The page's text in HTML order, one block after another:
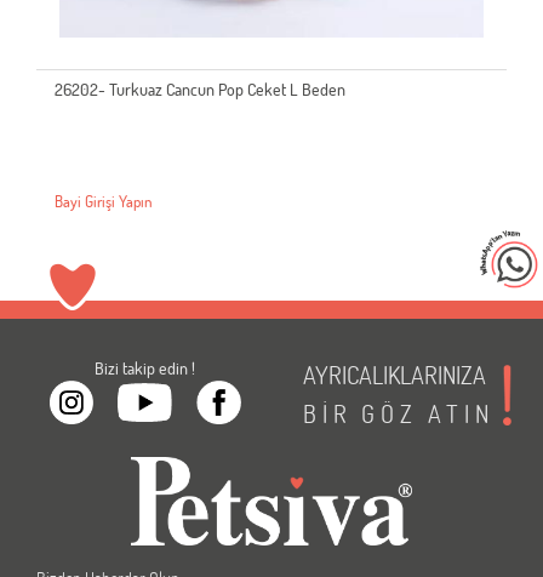
26202- Turkuaz Cancun Pop Ceket L Beden
Bayi Girişi Yapın
Bizi takip edin !
AYRICALIKLARINIZA
BİR GÖZ ATIN